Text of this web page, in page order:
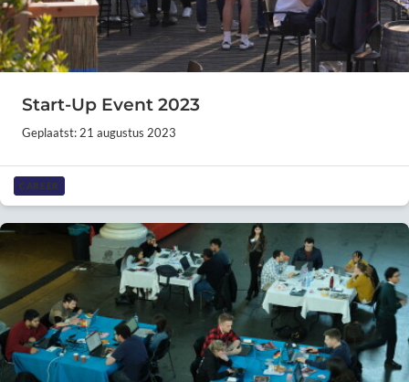
Start-Up Event 2023
Geplaatst: 21 augustus 2023
CAREER